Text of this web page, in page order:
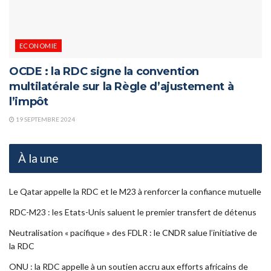
ECONOMIE
OCDE : la RDC signe la convention
multilatérale sur la Règle d’ajustement à
l’impôt
19 SEPTEMBRE 2024
À la une
Le Qatar appelle la RDC et le M23 à renforcer la confiance mutuelle
RDC-M23 : les Etats-Unis saluent le premier transfert de détenus
Neutralisation « pacifique » des FDLR : le CNDR salue l’initiative de
la RDC
ONU : la RDC appelle à un soutien accru aux efforts africains de